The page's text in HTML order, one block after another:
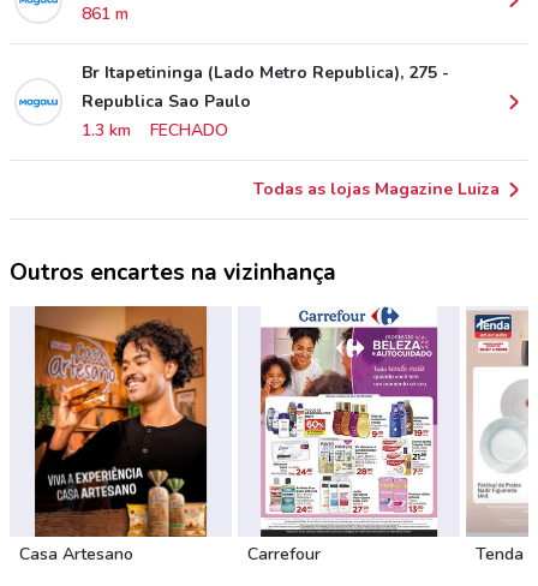
861 m
Br Itapetininga (Lado Metro Republica), 275 -
Republica Sao Paulo
1.3 km
FECHADO
Todas as lojas Magazine Luiza
Outros encartes na vizinhança
Casa Artesano Carrefour Tenda